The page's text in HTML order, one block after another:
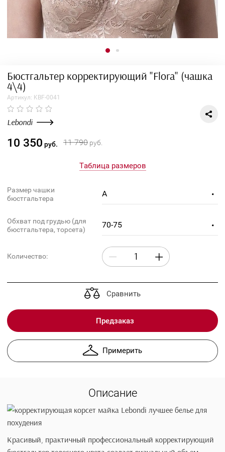
Бюстгальтер корректирующий "Flora"
4\4)
Артикул:KBF-0041
10 350руб.
A
бюстгальтера, торсета)
Количество:
Сравнить